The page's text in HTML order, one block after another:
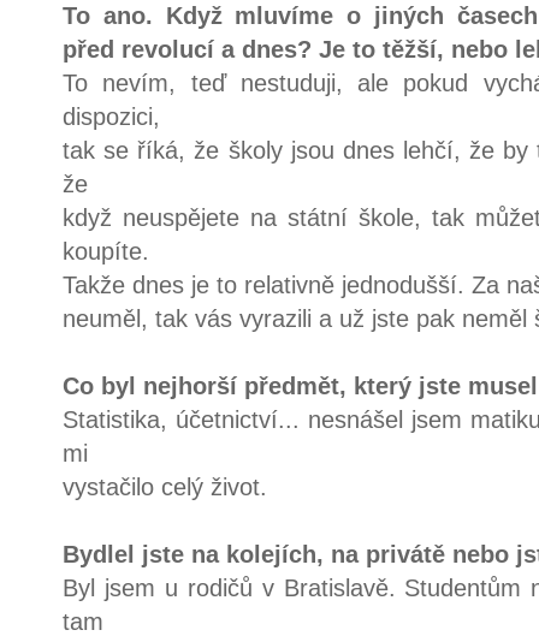
To ano. Když mluvíme o jiných
před revolucí a dnes? Je to těžší, nebo
To nevím, teď nestuduji, ale pokud
dispozici,
tak se říká, že školy jsou dnes lehčí, že by
že
když neuspějete na státní škole, tak
koupíte.
Takže dnes je to relativně jednodušší. Za
neuměl, tak vás vyrazili a už jste pak
Co byl nejhorší předmět, který jste
Statistika, účetnictví... nesnášel jsem
mi
vystačilo celý život.
Bydlel jste na kolejích, na privátě nebo
Byl jsem u rodičů v Bratislavě. Studentům
tam